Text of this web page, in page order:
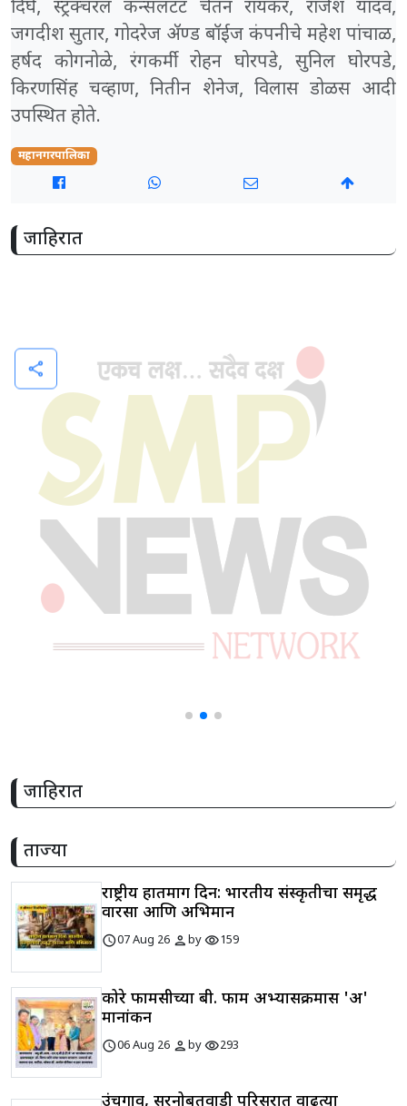
दिघे, स्ट्रक्चरल कन्सलटंट चेतन रायकर, राजेश यादव,
जगदीश सुतार, गोदरेज ॲण्ड बॉईज कंपनीचे महेश पांचाळ,
हर्षद कोगनोळे, रंगकर्मी रोहन घोरपडे, सुनिल घोरपडे,
किरणसिंह चव्हाण, नितीन शेनेज, विलास डोळस आदी
उपस्थित होते.
महानगरपालिका
जाहिरात
जाहिरात
ताज्या
राष्ट्रीय हातमाग दिन: भारतीय संस्कृतीचा समृद्ध
वारसा आणि अभिमान
schedule07 Aug 26 personbyvisibility159
कोरे फार्मसीच्या बी. फार्म अभ्यासक्रमास 'अ'
मानांकन
schedule06 Aug 26 personbyvisibility293
उंचगाव, सरनोबतवाडी परिसरात वाढत्या
share